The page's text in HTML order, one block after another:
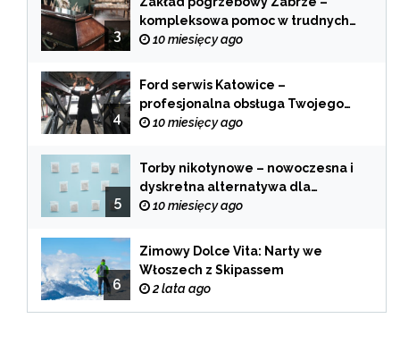
3
kompleksowa pomoc w trudnych
chwilach
10 miesięcy ago
4
Ford serwis Katowice –
profesjonalna obsługa Twojego
samochodu
10 miesięcy ago
5
Torby nikotynowe – nowoczesna i
dyskretna alternatywa dla
tradycyjnego palenia
10 miesięcy ago
6
Zimowy Dolce Vita: Narty we
Włoszech z Skipassem
2 lata ago